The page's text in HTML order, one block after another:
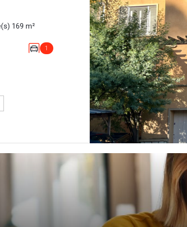
Maison 7 pièce(s) 5 chambre(s) 169 m²
1